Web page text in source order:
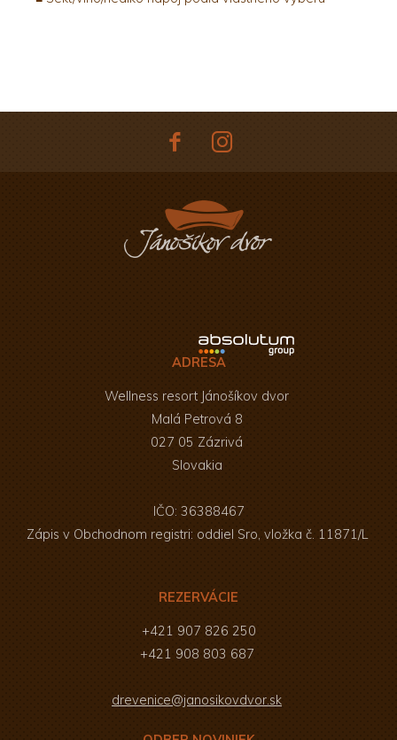
ADRESA
Wellness resort Jánošíkov dvor
Malá Petrová 8
027 05 Zázrivá
Slovakia
IČO: 36388467
Zápis v Obchodnom registri: oddiel Sro, vložka č. 11871/L
REZERVÁCIE
+421 907 826 250
+421 908 803 687
drevenice@janosikovdvor.sk